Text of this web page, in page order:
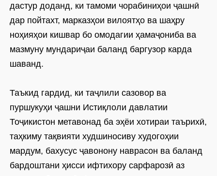
дастур доданд, ки тамоми чорабиниҳои ҷашнӣ
дар пойтахт, марказҳои вилоятҳо ва шаҳру
ноҳияҳои кишвар бо омодагии ҳамаҷониба ва
мазмуну мундариҷаи баланд баргузор карда
шаванд.
Таъкид гардид, ки таҷлили сазовор ва
пуршукуҳи ҷашни Истиқлоли давлатии
Тоҷикистон метавонад ба эҳёи хотираи таърихӣ,
таҳкиму тақвияти худшиносиву худогоҳии
мардум, бахусус ҷавонону наврасон ва баланд
бардоштани ҳисси ифтихору сарфарозӣ аз